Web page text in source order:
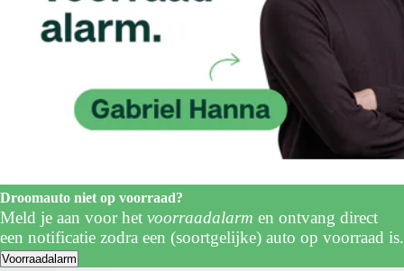
Droomauto niet op voorraad?
Meld je aan voor het voorraadalarm en ontvang direct
een notificatie zodra een (soortgelijke) auto op voorraad is.
Voorraadalarm